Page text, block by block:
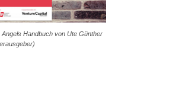
Handbuch von Ute Günther